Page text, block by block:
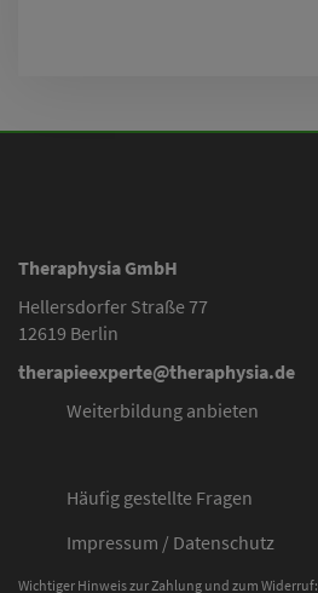
Theraphysia GmbH
Hellersdorfer Straße 77
12619 Berlin
therapieexperte@theraphysia.de
Weiterbildung anbieten
Häufig gestellte Fragen
Impressum / Datenschutz
Wichtiger Hinweis zur Zahlung und zum Widerruf: